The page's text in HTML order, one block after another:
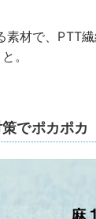
材で、PTT
。
でポカポカ